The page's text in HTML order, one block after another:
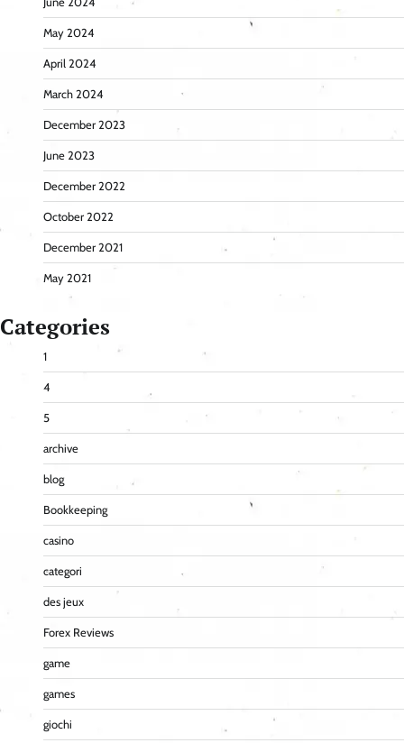
May 2024
April 2024
March 2024
December 2023
June 2023
December 2022
October 2022
December 2021
May 2021
Categories
1
4
5
archive
blog
Bookkeeping
casino
categori
des jeux
Forex Reviews
game
games
giochi